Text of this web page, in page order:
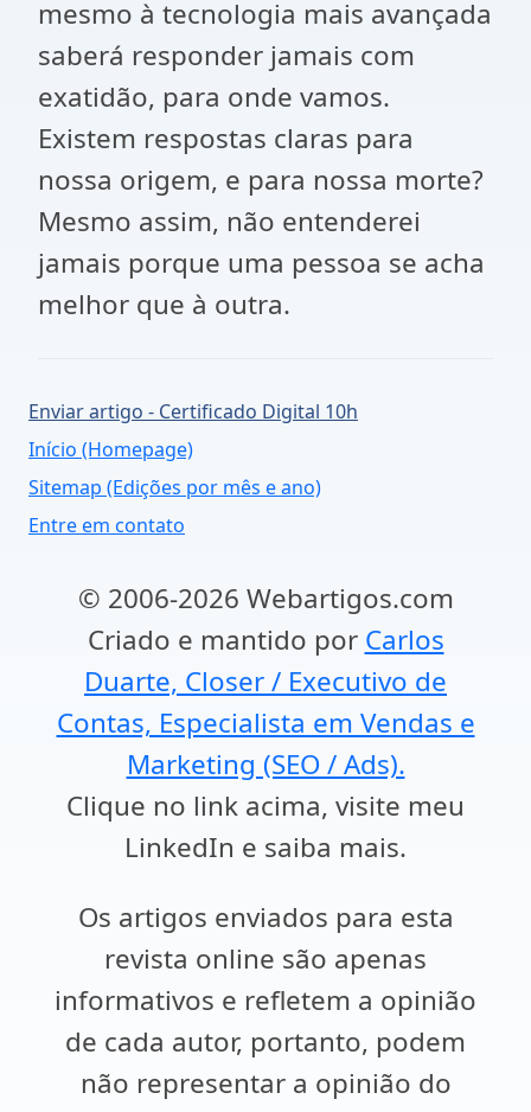
mesmo à tecnologia mais avançada
saberá responder jamais com
exatidão, para onde vamos.
Existem respostas claras para
nossa origem, e para nossa morte?
Mesmo assim, não entenderei
jamais porque uma pessoa se acha
melhor que à outra.
Enviar artigo - Certificado Digital 10h
Início (Homepage)
Sitemap (Edições por mês e ano)
Entre em contato
© 2006-2026 Webartigos.com
Criado e mantido por Carlos
Duarte, Closer / Executivo de
Contas, Especialista em Vendas e
Marketing (SEO / Ads).
Clique no link acima, visite meu
LinkedIn e saiba mais.
Os artigos enviados para esta
revista online são apenas
informativos e refletem a opinião
de cada autor, portanto, podem
não representar a opinião do